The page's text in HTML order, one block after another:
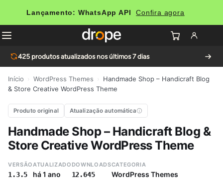
Lançamento: WhatsApp API Confira agora
425 produtos atualizados nos últimos 7 dias
Início WordPress Themes
Handmade Shop – Handicraft Blog
& Store Creative WordPress Theme
Produto original Atualização automática
Handmade Shop – Handicraft Blog &
Store Creative WordPress Theme
VERSÃO
1.3.5
ATUALIZADO
há 1 ano
DOWNLOADS
12.645
CATEGORIA
WordPress Themes